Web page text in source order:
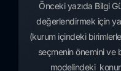
Önceki yazıda Bilgi
değerlendirmek için
(kurum içindeki
seçmenin önemini ve
modelindeki